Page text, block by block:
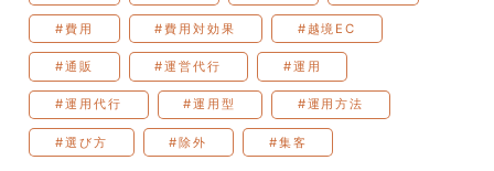
#費用 #費用対効果 #越境EC
#通販 #運営代行 #運用
#運用代行 #運用型 #運用方法
#選び方 #除外 #集客